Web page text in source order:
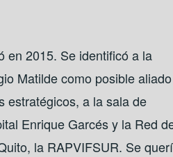
en 2015. Se identificó a la
Matilde como posible aliado
estratégicos, a la sala de
Enrique Garcés y la Red
la RAPVIFSUR. Se